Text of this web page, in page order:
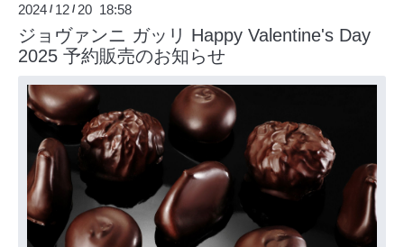
2024 / 12 / 20 18:58
ジョヴァンニ ガッリ Happy Valentine's Day
2025 予約販売のお知らせ